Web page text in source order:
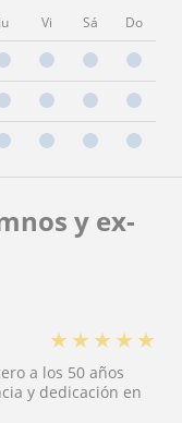
Ju Vi Sá Do
y ex-
★ ★ ★ ★ ★
a los 50 años
y dedicación en